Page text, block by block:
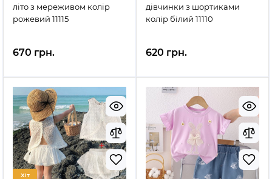
літо з мереживом колір
рожевий 11115
670 грн.
дівчинки з шортиками
колір білий 11110
620 грн.
Хіт